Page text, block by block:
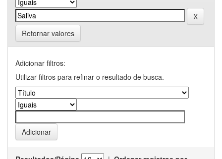
Retornar valores
Adicionar filtros:
Utilizar filtros para refinar o resultado de busca.